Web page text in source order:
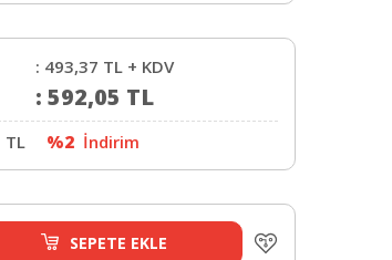
: 493,37 TL + KDV
: 592,05 TL
TL %2 İndirim
SEPETE EKLE